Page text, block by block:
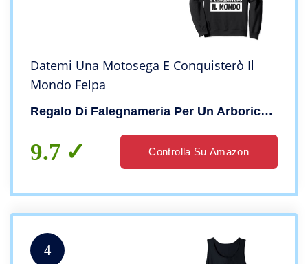
Datemi Una Motosega E Conquisterò Il
Mondo Felpa
Regalo Di Falegnameria Per Un Arboricoltore
9.7 Controlla Su Amazon
4